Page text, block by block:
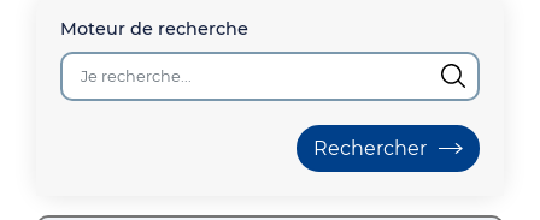
Moteur de recherche